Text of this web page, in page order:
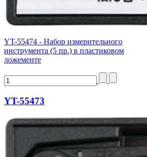
YT-55474 - Набор измерительного
инструмента (5 пр.) в пластиковом
ложементе
YT-55473